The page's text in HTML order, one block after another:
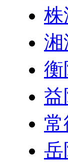
株
湘
衡
岳